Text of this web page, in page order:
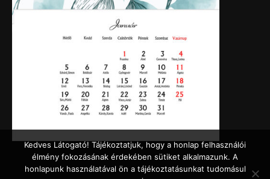
Kedves Látogató! Tájékoztatjuk, hogy a honlap felhasználói
élmény fokozásának érdekében sütiket alkalmazunk. A
honlapunk használatával ön a tájékoztatásunkat tudomásul